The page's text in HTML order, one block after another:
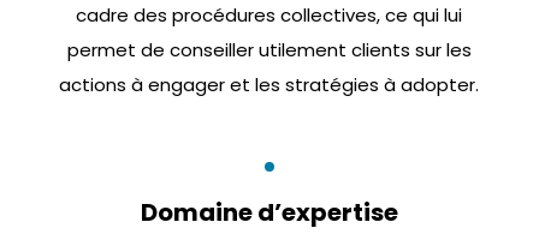
cadre des procédures collectives, ce qui lui
permet de conseiller utilement clients sur les
actions à engager et les stratégies à adopter.
Domaine d’expertise